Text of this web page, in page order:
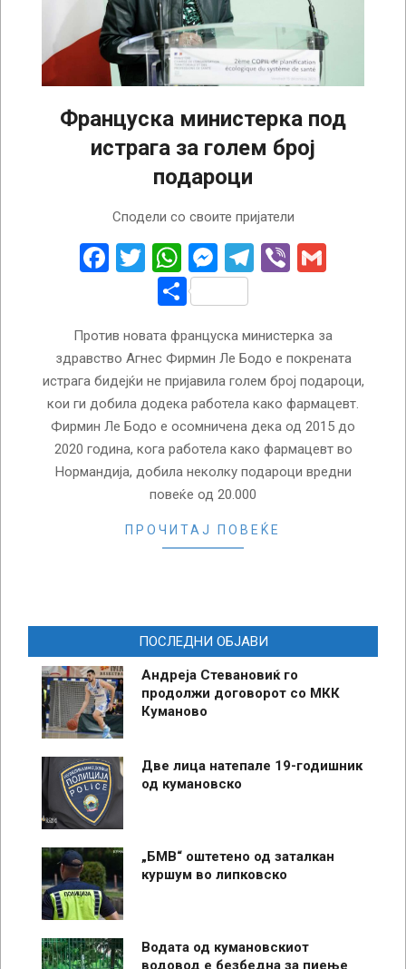
Француска министерка под
истрага за голем број
подароци
Сподели со своите пријатели
Facebook
Twitter
WhatsApp
Messenger
Telegram
Viber
Share
Против новата француска министерка за
здравство Агнес Фирмин Ле Бодо е покрената
истрага бидејќи не пријавила голем број подароци,
кои ги добила додека работела како фармацевт.
Фирмин Ле Бодо е осомничена дека од 2015 до
2020 година, кога работела како фармацевт во
Нормандија, добила неколку подароци вредни
повеќе од 20.000
ПРОЧИТАЈ ПОВЕЌЕ
ПОСЛЕДНИ ОБЈАВИ
Андреја Стевановиќ го
продолжи договорот со МКК
Куманово
Две лица натепале 19-годишник
од кумановско
„БМВ“ оштетено од заталкан
куршум во липковско
Водата од кумановскиот
водовод е безбедна за пиење